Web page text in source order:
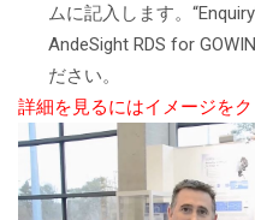
ムに記入します。
AndeSight RDS for
ださい。
詳細を見るにはイメージを